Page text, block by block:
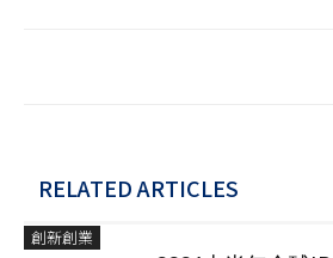
RELATED ARTICLES
創新創業